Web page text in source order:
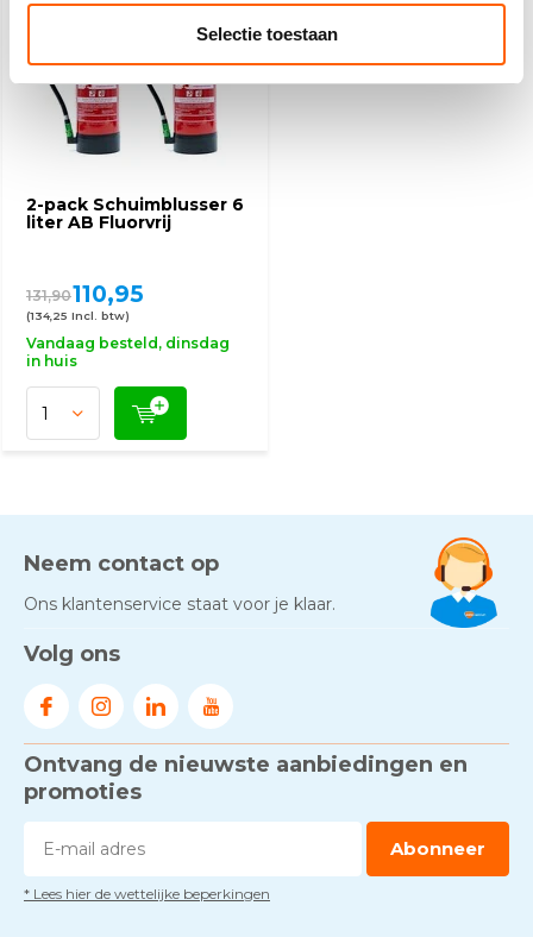
Selectie toestaan
2-pack Schuimblusser 6
liter AB Fluorvrij
131,90110,95
(134,25 Incl. btw)
Vandaag besteld, dinsdag
in huis
Neem contact op
Ons klantenservice staat voor je klaar.
Volg ons
Ontvang de nieuwste aanbiedingen en
promoties
Abonneer
* Lees hier de wettelijke beperkingen